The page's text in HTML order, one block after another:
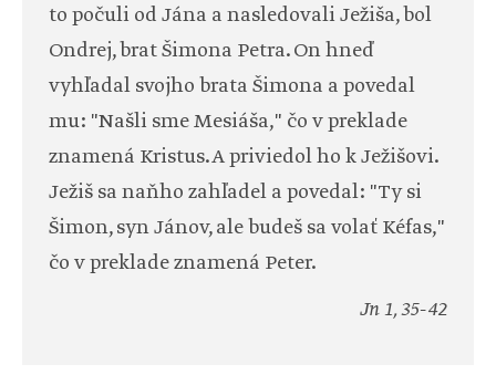
to počuli od Jána a nasledovali Ježiša, bol
Ondrej, brat Šimona Petra. On hneď
vyhľadal svojho brata Šimona a povedal
mu: "Našli sme Mesiáša," čo v preklade
znamená Kristus. A priviedol ho k Ježišovi.
Ježiš sa naňho zahľadel a povedal: "Ty si
Šimon, syn Jánov, ale budeš sa volať Kéfas,"
čo v preklade znamená Peter.
Jn 1, 35-42